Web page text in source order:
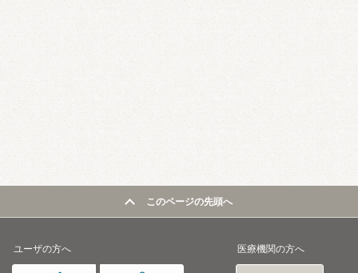
このページの先頭へ
ユーザの方へ 医療機関の方へ